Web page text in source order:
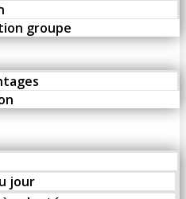
groupe
jour